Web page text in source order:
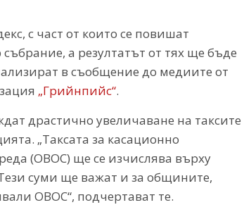
с част от които се повишат
а резултатът от тях ще бъде
в съобщение до медиите от
„Грийнпийс“.
драстично увеличаване на таксите
„Таксата за касационно
(ОВОС) ще се изчислява върху
суми ще важат и за общините,
ОВОС“, подчертават те.